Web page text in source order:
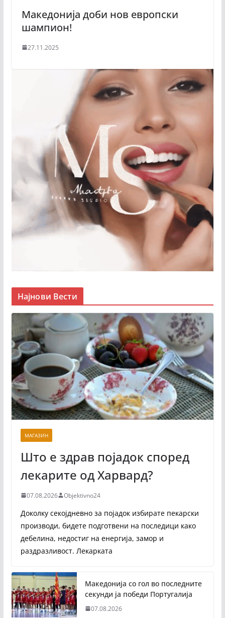
Македонија доби нов европски
шампион!
27.11.2025
Најнови Вести
МАГАЗИН
Што е здрав појадок според
лекарите од Харвард?
07.08.2026 Objektivno24
Доколку секојдневно за појадок избирате пекарски
производи, бидете подготвени на последици како
дебелина, недостиг на енергија, замор и
раздразливост. Лекарката
Македонија со гол во последните
секунди ја победи Португалија
07.08.2026